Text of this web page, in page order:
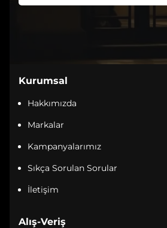
Kurumsal
Hakkımızda
Markalar
Kampanyalarımız
Sıkça Sorulan Sorular
İletişim
Alış-Veriş